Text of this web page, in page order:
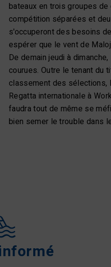
bateaux en trois groupes
compétition séparées et
s'occuperont des besoins
espérer que le vent de
De demain jeudi à
courues. Outre le tenant du
classement des sélections,
Regatta internationale à
faudra tout de même se
bien semer le trouble dans